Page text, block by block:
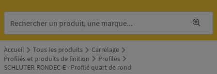
Accueil Tous les produits
Carrelage
Profilés et produits de finition
Profilés
SCHLUTER-RONDEC-E - Profilé quart de rond